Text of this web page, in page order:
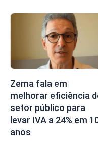
Zema fala em
melhorar eficiência
setor público para
levar IVA a 24% em
anos